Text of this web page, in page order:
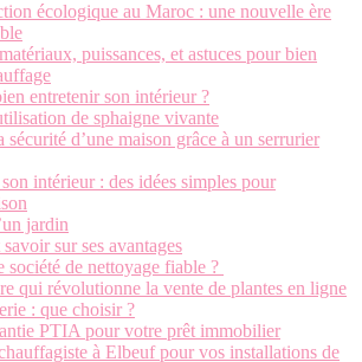
écologique au Maroc : une nouvelle ère
puissances, et astuces pour bien
entretenir son intérieur ?
de sphaigne vivante
d’une maison grâce à un serrurier
intérieur : des idées simples pour
jardin
sur ses avantages
société de nettoyage fiable ?
qui révolutionne la vente de plantes en ligne
: que choisir ?
PTIA pour votre prêt immobilier
à Elbeuf pour vos installations de